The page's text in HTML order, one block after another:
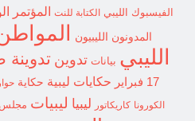
الفيسبوك الليبي الكتابة للنت المؤتمر
المدونون الليبيون
الليبي بيانات تدوين تدوينة
17 فبراير
حكايات ليبية حكاية
الكورونا كاريكاتور ليبيا ليبيات مجلس